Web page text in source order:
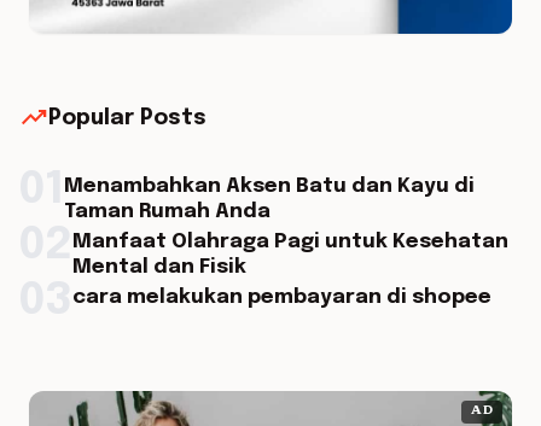
trending_up Popular Posts
Menambahkan Aksen Batu dan Kayu di
Taman Rumah Anda
Manfaat Olahraga Pagi untuk Kesehatan
Mental dan Fisik
cara melakukan pembayaran di shopee
AD